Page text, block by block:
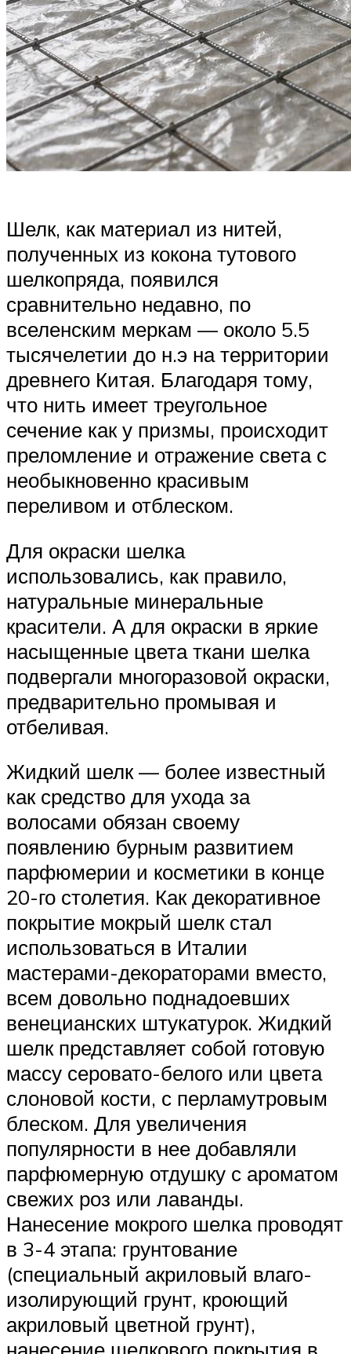
Шелк, как материал из нитей,
полученных из кокона тутового
шелкопряда, появился
сравнительно недавно, по
вселенским меркам — около 5.5
тысячелетии до н.э на территории
древнего Китая. Благодаря тому,
что нить имеет треугольное
сечение как у призмы, происходит
преломление и отражение света с
необыкновенно красивым
переливом и отблеском.
Для окраски шелка
использовались, как правило,
натуральные минеральные
красители. А для окраски в яркие
насыщенные цвета ткани шелка
подвергали многоразовой окраски,
предварительно промывая и
отбеливая.
Жидкий шелк — более известный
как средство для ухода за
волосами обязан своему
появлению бурным развитием
парфюмерии и косметики в конце
20-го столетия. Как декоративное
покрытие мокрый шелк стал
использоваться в Италии
мастерами-декораторами вместо,
всем довольно поднадоевших
венецианских штукатурок. Жидкий
шелк представляет собой готовую
массу серовато-белого или цвета
слоновой кости, с перламутровым
блеском. Для увеличения
популярности в нее добавляли
парфюмерную отдушку с ароматом
свежих роз или лаванды.
Нанесение мокрого шелка проводят
в 3-4 этапа: грунтование
(специальный акриловый влаго-
изолирующий грунт, кроющий
акриловый цветной грунт),